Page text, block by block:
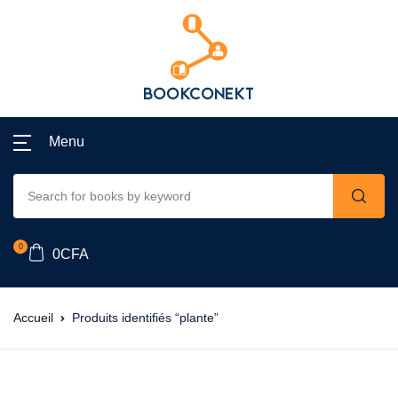
Menu
0
0CFA
Accueil Produits identifiés “plante”